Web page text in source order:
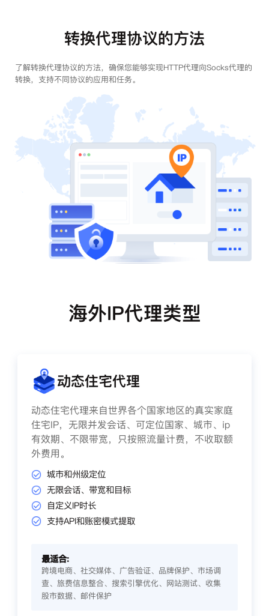
转换代理协议的方法
了解转换代理协议的方法，确保您能够实现HTTP代理向Socks代理的
转换，支持不同协议的应用和任务。
海外IP代理类型
动态住宅代理
动态住宅代理来自世界各个国家地区的真实家庭
住宅IP，无限并发会话、可定位国家、城市、ip
有效期、不限带宽，只按照流量计费，不收取额
外费用。
城市和州级定位
无限会话、带宽和目标
自定义IP时长
支持API和账密模式提取
最适合:
跨境电商、社交媒体、广告验证、品牌保护、市场调
查、旅费信息整合、搜索引擎优化、网站测试、收集
股市数据、邮件保护